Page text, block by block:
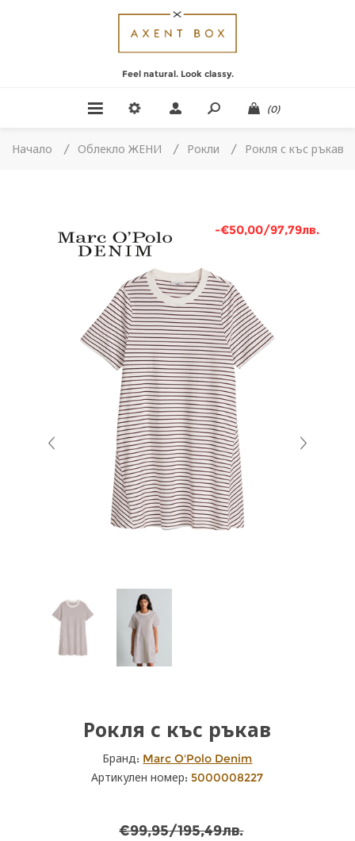
Feel natural. Look classy.
(0)
Начало / Облекло ЖЕНИ / Рокли / Рокля с къс ръкав
-€50,00/97,79лв.
Рокля с къс ръкав
Бранд: Marc O'Polo Denim
Артикулен номер: 5000008227
€99,95/195,49лв.